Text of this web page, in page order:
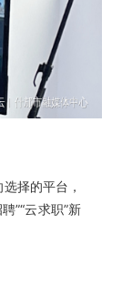
择的平台，
”“云求职”新